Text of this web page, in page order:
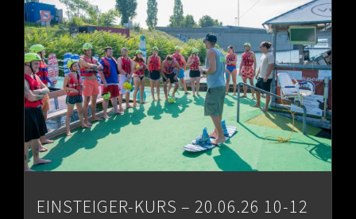
EINSTEIGER-KURS – 20.06.26 10-12